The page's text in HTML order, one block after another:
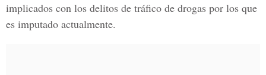
implicados con los delitos de tráfico de drogas por los que
es imputado actualmente.